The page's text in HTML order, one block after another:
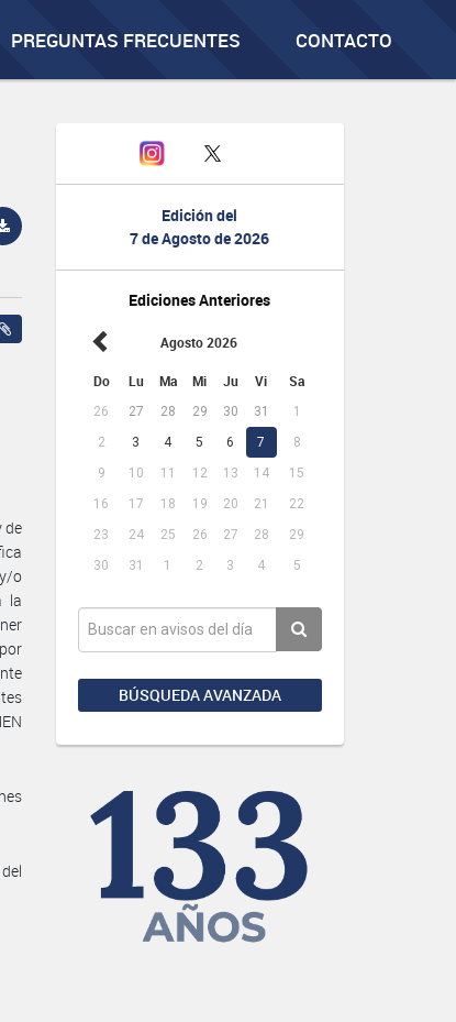
PREGUNTAS FRECUENTES CONTACTO
Edición del
7 de Agosto de 2026
Ediciones Anteriores
Agosto 2026
Do Lu Ma Mi Ju Vi Sa
26 27 28 29 30 31
1
2
3 4 5 6 7
8
9
10 11 12 13 14
15
16
17 18 19 20 21
22
23
24 25 26 27 28
29
30
31 1 2 3 4 5
BÚSQUEDA AVANZADA
de
o
la